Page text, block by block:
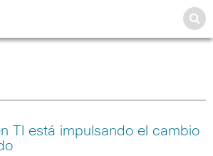
TI está impulsando el cambio